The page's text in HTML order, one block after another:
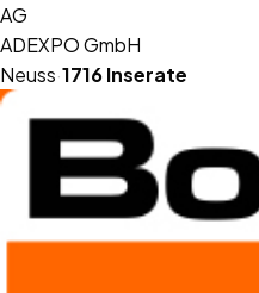
AG
ADEXPO GmbH
Neuss·1716Inserate